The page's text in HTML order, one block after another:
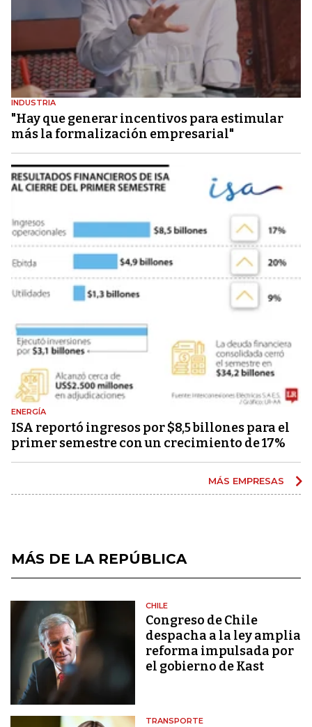
INDUSTRIA
"Hay que generar incentivos para estimular
más la formalización empresarial"
ENERGÍA
ISA reportó ingresos por $8,5 billones para el
primer semestre con un crecimiento de 17%
MÁS EMPRESAS
MÁS DE LA REPÚBLICA
CHILE
Congreso de Chile
despacha a la ley amplia
reforma impulsada por
el gobierno de Kast
TRANSPORTE